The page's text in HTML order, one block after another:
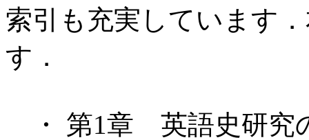
索引も充実しています
す．
・ 第1章 英語史研究